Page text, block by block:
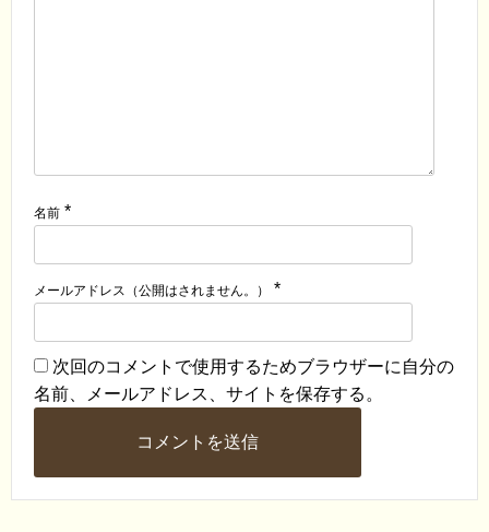
名前 *
メールアドレス（公開はされません。） *
次回のコメントで使用するためブラウザーに自分の
名前、メールアドレス、サイトを保存する。